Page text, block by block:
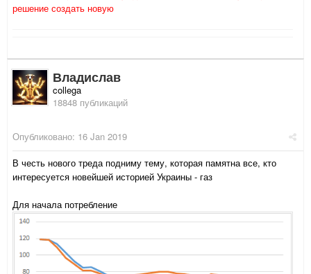
решение создать новую
Владислав
collega
18848 публикаций
Опубликовано: 16 Jan 2019
В честь нового треда подниму тему, которая памятна все, кто
интересуется новейшей историей Украины - газ
Для начала потребление